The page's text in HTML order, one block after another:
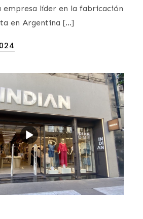
empresa líder en la fabricación
en Argentina […]